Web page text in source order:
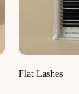
Flat Lashes